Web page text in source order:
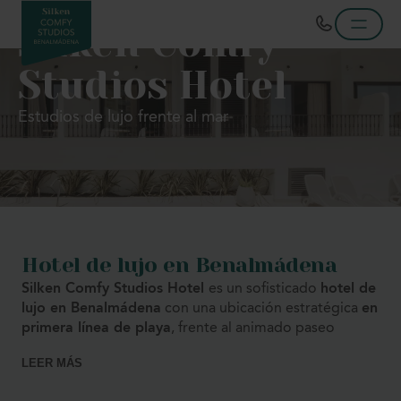
Silken Comfy
Studios Hotel
Estudios de lujo frente al mar
Hotel de lujo en Benalmádena
Silken Comfy Studios Hotel es un sofisticado hotel de
lujo en Benalmádena con una ubicación estratégica en
primera línea de playa , frente al animado paseo
espacio concebido para quienes buscan combinar
LEER MÁS